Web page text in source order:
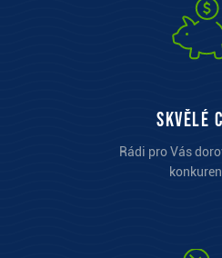
Skvělé
Rádi pro Vás